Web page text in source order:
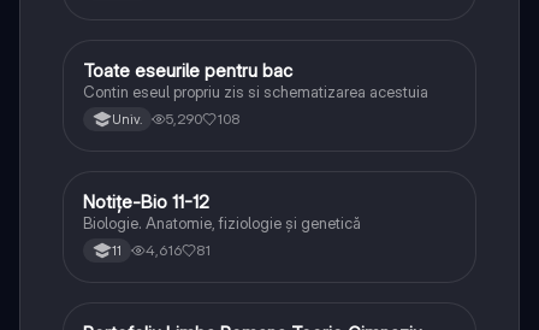
Limba și literatura română
Toate eseurile pentru bac
Contin eseul propriu zis si schematizarea acestuia
Univ. 5,290 108
Biologie
Notițe-Bio 11-12
Biologie. Anatomie, fiziologie și genetică
11 4,616 81